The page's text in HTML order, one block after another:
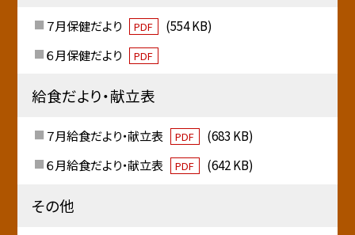
７月保健だより PDF
(554 KB)
６月保健だより
PDF
給食だより・献立表
７月給食だより・献立表 PDF
(683 KB)
６月給食だより・献立表
PDF (642 KB)
その他